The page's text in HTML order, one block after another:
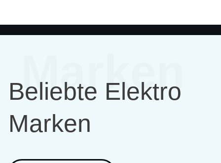
Marken
Beliebte Elektro
Marken